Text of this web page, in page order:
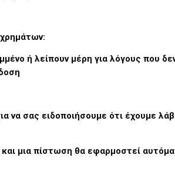
ή λείπουν μέρη για λόγους που
να σας ειδοποιήσουμε ότι έχουμε
μια πίστωση θα εφαρμοστεί